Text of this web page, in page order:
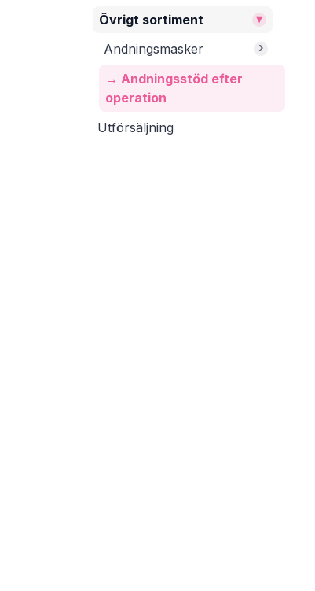
Övrigt sortiment ▾
Andningsmasker ›
→ Andningsstöd efter
operation
Utförsäljning